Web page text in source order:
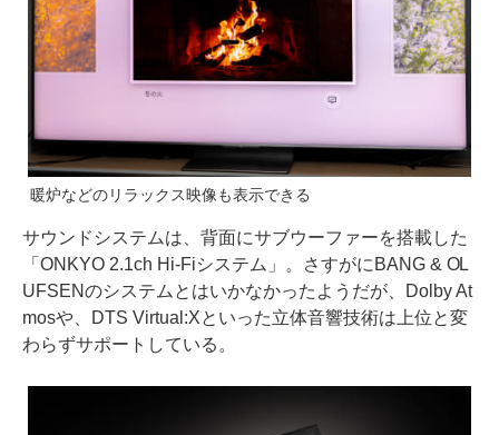
暖炉などのリラックス映像も表示できる
サウンドシステムは、背面にサブウーファーを搭載した
「ONKYO 2.1ch Hi-Fiシステム」。さすがにBANG & OL
UFSENのシステムとはいかなかったようだが、Dolby At
mosや、DTS Virtual:Xといった立体音響技術は上位と変
わらずサポートしている。